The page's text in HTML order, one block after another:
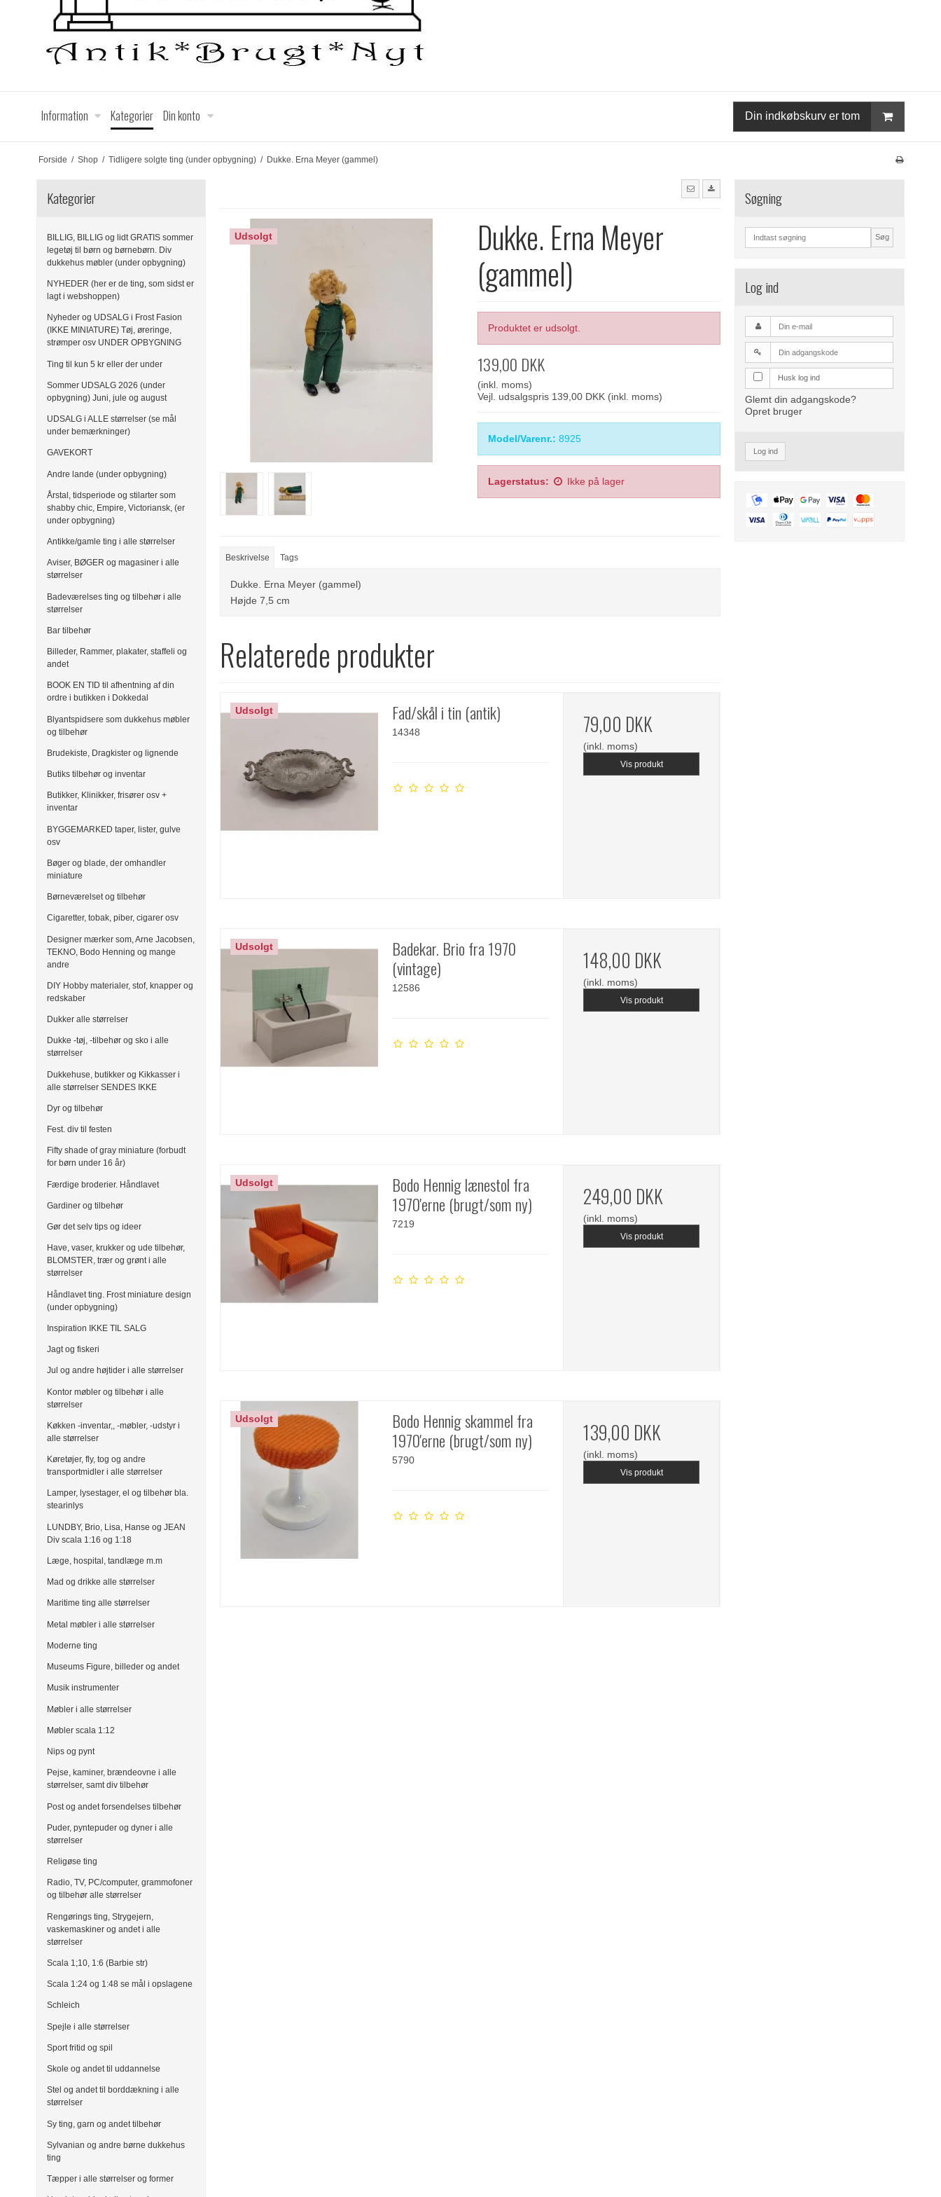
Information Kategorier Din konto Din indkøbskurv er tom
Forside / Shop / Tidligere solgte ting (under opbygning) / Dukke. Erna Meyer (gammel)
Kategorier
BILLIG, BILLIG og lidt GRATIS sommer
legetøj til børn og børnebørn. Div
dukkehus møbler (under opbygning)
NYHEDER (her er de ting, som sidst er
lagt i webshoppen)
Nyheder og UDSALG i Frost Fasion
(IKKE MINIATURE) Tøj, øreringe,
strømper osv UNDER OPBYGNING
Ting til kun 5 kr eller der under
Sommer UDSALG 2026 (under
opbygning) Juni, jule og august
UDSALG i ALLE størrelser (se mål
under bemærkninger)
GAVEKORT
Andre lande (under opbygning)
Årstal, tidsperiode og stilarter som
shabby chic, Empire, Victoriansk, (er
under opbygning)
Antikke/gamle ting i alle størrelser
Aviser, BØGER og magasiner i alle
størrelser
Badeværelses ting og tilbehør i alle
størrelser
Bar tilbehør
Billeder, Rammer, plakater, staffeli og
andet
BOOK EN TID til afhentning af din
ordre i butikken i Dokkedal
Blyantspidsere som dukkehus møbler
og tilbehør
Brudekiste, Dragkister og lignende
Butiks tilbehør og inventar
Butikker, Klinikker, frisører osv +
inventar
BYGGEMARKED taper, lister, gulve
osv
Bøger og blade, der omhandler
miniature
Børneværelset og tilbehør
Cigaretter, tobak, piber, cigarer osv
Designer mærker som, Arne Jacobsen,
TEKNO, Bodo Henning og mange
andre
DIY Hobby materialer, stof, knapper og
redskaber
Dukker alle størrelser
Dukke -tøj, -tilbehør og sko i alle
størrelser
Dukkehuse, butikker og Kikkasser i
alle størrelser SENDES IKKE
Dyr og tilbehør
Fest. div til festen
Fifty shade of gray miniature (forbudt
for børn under 16 år)
Færdige broderier. Håndlavet
Gardiner og tilbehør
Gør det selv tips og ideer
Have, vaser, krukker og ude tilbehør,
BLOMSTER, trær og grønt i alle
størrelser
Håndlavet ting. Frost miniature design
(under opbygning)
Inspiration IKKE TIL SALG
Jagt og fiskeri
Jul og andre højtider i alle størrelser
Kontor møbler og tilbehør i alle
størrelser
Køkken -inventar,, -møbler, -udstyr i
alle størrelser
Køretøjer, fly, tog og andre
transportmidler i alle størrelser
Lamper, lysestager, el og tilbehør bla.
stearinlys
LUNDBY, Brio, Lisa, Hanse og JEAN
Div scala 1:16 og 1:18
Læge, hospital, tandlæge m.m
Mad og drikke alle størrelser
Maritime ting alle størrelser
Metal møbler i alle størrelser
Moderne ting
Museums Figure, billeder og andet
Musik instrumenter
Møbler i alle størrelser
Møbler scala 1:12
Nips og pynt
Pejse, kaminer, brændeovne i alle
størrelser, samt div tilbehør
Post og andet forsendelses tilbehør
Puder, pyntepuder og dyner i alle
størrelser
Religøse ting
Radio, TV, PC/computer, grammofoner
og tilbehør alle størrelser
Rengørings ting, Strygejern,
vaskemaskiner og andet i alle
størrelser
Scala 1;10, 1:6 (Barbie str)
Scala 1:24 og 1:48 se mål i opslagene
Schleich
Spejle i alle størrelser
Sport fritid og spil
Skole og andet til uddannelse
Stel og andet til borddækning i alle
størrelser
Sy ting, garn og andet tilbehør
Sylvanian og andre børne dukkehus
ting
Tæpper i alle størrelser og former
Udsolgt
Dukke. Erna Meyer
(gammel)
Produktet er udsolgt.
139,00 DKK
(inkl. moms)
Vejl. udsalgspris 139,00 DKK (inkl. moms)
Model/Varenr.: 8925
Lagerstatus: Ikke på lager
Beskrivelse Tags
Dukke. Erna Meyer (gammel)
Højde 7,5 cm
Relaterede produkter
Udsolgt Fad/skål i tin (antik)
14348 79,00 DKK
(inkl. moms)
Vis produkt
Udsolgt
Badekar. Brio fra 1970
(vintage)
12586
148,00 DKK
(inkl. moms)
Vis produkt
Udsolgt
Bodo Hennig lænestol fra
1970'erne (brugt/som ny)
7219
249,00 DKK
(inkl. moms)
Vis produkt
Udsolgt
Bodo Hennig skammel fra
1970'erne (brugt/som ny)
5790
139,00 DKK
(inkl. moms)
Vis produkt
Søgning
Søg
Log ind
Husk log ind
Glemt din adgangskode?
Opret bruger
Log ind